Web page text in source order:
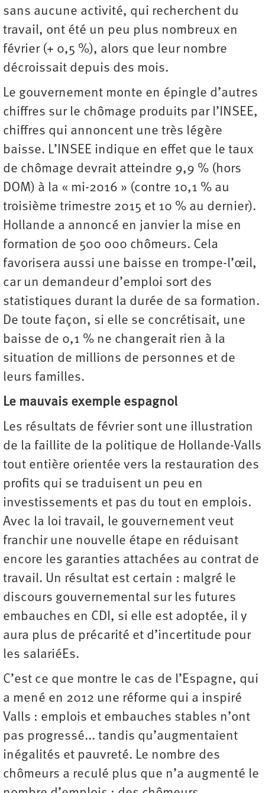
sans aucune activité, qui recherchent du
travail, ont été un peu plus nombreux en
février (+ 0,5 %), alors que leur nombre
décroissait depuis des mois.
Le gouvernement monte en épingle d’autres
chiffres sur le chômage produits par l’INSEE,
chiffres qui annoncent une très légère
baisse. L’INSEE indique en effet que le taux
de chômage devrait atteindre 9,9 % (hors
DOM) à la « mi-2016 » (contre 10,1 % au
troisième trimestre 2015 et 10 % au dernier).
Hollande a annoncé en janvier la mise en
formation de 500 000 chômeurs. Cela
favorisera aussi une baisse en trompe-l’œil,
car un demandeur d’emploi sort des
statistiques durant la durée de sa formation.
De toute façon, si elle se concrétisait, une
baisse de 0,1 % ne changerait rien à la
situation de millions de personnes et de
leurs familles.
Le mauvais exemple espagnol
Les résultats de février sont une illustration
de la faillite de la politique de Hollande-Valls
tout entière orientée vers la restauration des
profits qui se traduisent un peu en
investissements et pas du tout en emplois.
Avec la loi travail, le gouvernement veut
franchir une nouvelle étape en réduisant
encore les garanties attachées au contrat de
travail. Un résultat est certain : malgré le
discours gouvernemental sur les futures
embauches en CDI, si elle est adoptée, il y
aura plus de précarité et d’incertitude pour
les salariéEs.
C’est ce que montre le cas de l’Espagne, qui
a mené en 2012 une réforme qui a inspiré
Valls : emplois et embauches stables n’ont
pas progressé... tandis qu’augmentaient
inégalités et pauvreté. Le nombre des
chômeurs a reculé plus que n’a augmenté le